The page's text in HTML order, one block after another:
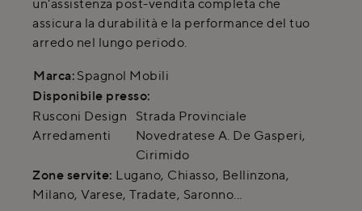
un'assistenza post-vendita completa che
assicura la durabilità e la performance del tuo
arredo nel lungo periodo.
Marca: Spagnol Mobili
Disponibile presso:
Rusconi Design
Arredamenti
Strada Provinciale
Novedratese A. De Gasperi,
Cirimido
Zone servite: Lugano, Chiasso, Bellinzona,
Milano, Varese, Tradate, Saronno...